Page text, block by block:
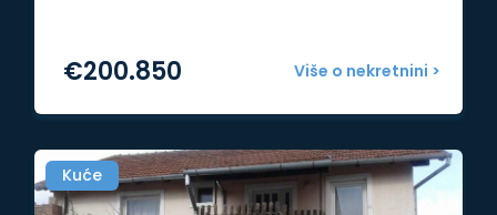
Više o nekretnini >
€200.850
Kuće